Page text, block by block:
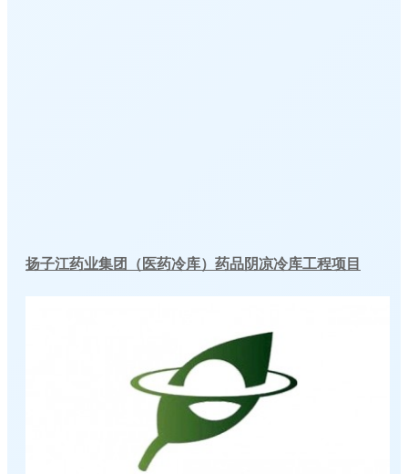
扬子江药业集团（医药冷库）药品阴凉冷库工程项目